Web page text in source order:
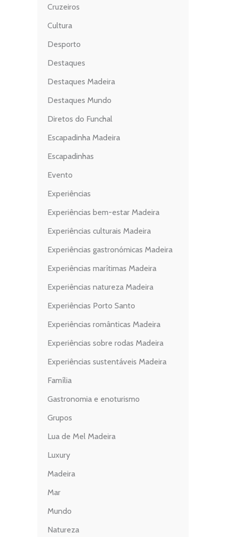
Cruzeiros
Cultura
Desporto
Destaques
Destaques Madeira
Destaques Mundo
Diretos do Funchal
Escapadinha Madeira
Escapadinhas
Evento
Experiências
Experiências bem-estar Madeira
Experiências culturais Madeira
Experiências gastronómicas Madeira
Experiências marítimas Madeira
Experiências natureza Madeira
Experiências Porto Santo
Experiências românticas Madeira
Experiências sobre rodas Madeira
Experiências sustentáveis Madeira
Família
Gastronomia e enoturismo
Grupos
Lua de Mel Madeira
Luxury
Madeira
Mar
Mundo
Natureza